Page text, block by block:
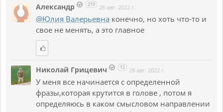
Александр 219 26 авг. 2022 г.
@Юлия Валерьевна конечно, но хоть что-то и
свое не менять, а это главное
Николай Грицевич 12 28 авг. 2022 г.
У меня все начинается с определенной
фразы,которая крутится в голове , потом я
определяюсь в каком смысловом направлении